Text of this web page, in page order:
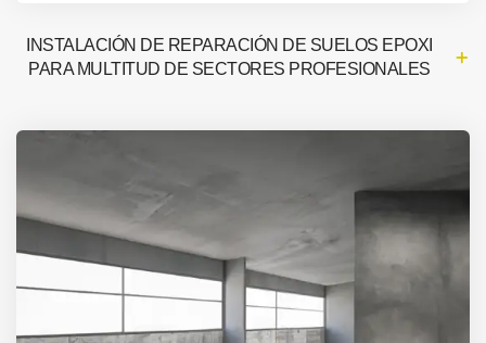
INSTALACIÓN DE REPARACIÓN DE SUELOS EPOXI
PARA MULTITUD DE SECTORES PROFESIONALES